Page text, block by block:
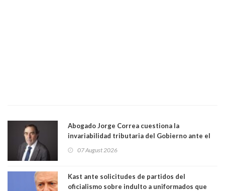
Abogado Jorge Correa cuestiona la
invariabilidad tributaria del Gobierno ante el
democracia” y "defendemos la alternancia en el
07 August 2026
Kast ante solicitudes de partidos del
oficialismo sobre indulto a uniformados que